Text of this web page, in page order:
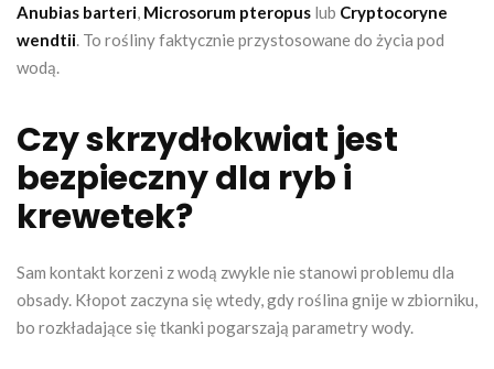
Anubias barteri, Microsorum pteropus lub Cryptocoryne
wendtii. To rośliny faktycznie przystosowane do życia pod
wodą.
Czy skrzydłokwiat jest
bezpieczny dla ryb i
krewetek?
Sam kontakt korzeni z wodą zwykle nie stanowi problemu dla
obsady. Kłopot zaczyna się wtedy, gdy roślina gnije w zbiorniku,
bo rozkładające się tkanki pogarszają parametry wody.